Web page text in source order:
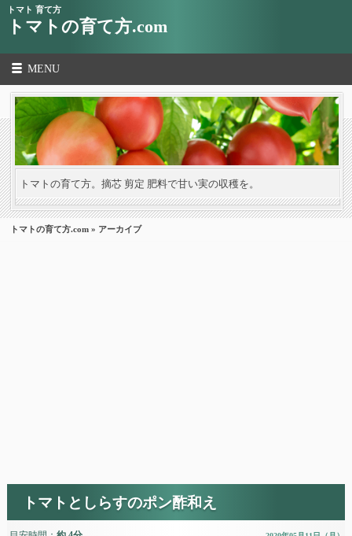
トマト 育て方
トマトの育て方.com
MENU
トマトの育て方。摘芯 剪定 肥料で甘い実の収穫を。
トマトの育て方.com » アーカイブ
トマトとしらすのポン酢和え